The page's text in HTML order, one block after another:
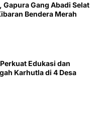
Gapura Gang Abadi Selat
Bendera Merah
Edukasi dan
Karhutla di 4 Desa